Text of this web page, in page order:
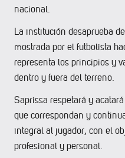
nacional.
La institución desaprueba
mostrada por el futbolista
representa los principios y
dentro y fuera del terreno.
Saprissa respetará y
que correspondan y
integral al jugador, con el
profesional y personal.